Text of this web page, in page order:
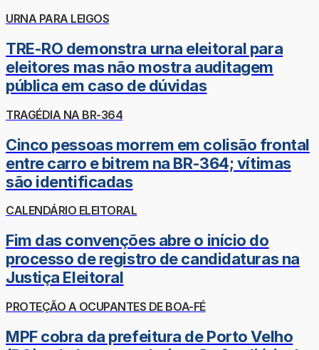
URNA PARA LEIGOS
TRE-RO demonstra urna eleitoral para
eleitores mas não mostra auditagem
pública em caso de dúvidas
TRAGÉDIA NA BR-364
Cinco pessoas morrem em colisão frontal
entre carro e bitrem na BR-364; vítimas
são identificadas
CALENDÁRIO ELEITORAL
Fim das convenções abre o início do
processo de registro de candidaturas na
Justiça Eleitoral
PROTEÇÃO A OCUPANTES DE BOA-FÉ
MPF cobra da prefeitura de Porto Velho